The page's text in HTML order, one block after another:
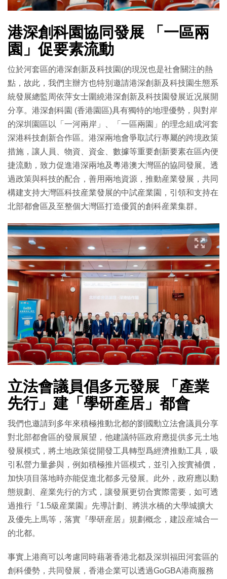
港深創科園協同發展 「一區兩
園」促要素流動
位於河套區的港深創新及科技園(的現況也是社會關注的熱
點，故此，我們主辦方也特別邀請港深創新及科技園生態系
統發展總監周依萍女士圍繞港深創新及科技園發展近况展開
分享。港深創科園 (香港園區)具有獨特的地理優勢，與對岸
的深圳園區以「一河兩岸」、「一區兩園」的理念組成河套
深港科技創新合作區。港深兩地會爭取試行專屬的跨境政策
措施，讓人員、物資、資金、數據等重要創新要素在區內便
捷流動，致力促進港深兩地及粵港澳大灣區的協同發展。透
過政策與科技的配合，善用兩地資源，推動産業發展，共同
構建支持大灣區科技産業發展的中試産業園，引領和支持在
北部都會區及至整個大灣區打造優質的創科産業集群。
立法會議員倡多元發展 「產業
先行」建「學研產居」都會
我們也邀請到多年來積極推動北都的劉國勳立法會議員分享
對北部都會區的發展展望，他建議特區政府應提供多元土地
發展模式，將土地政策從開發工具轉型爲經濟推動工具，吸
引私營力量參與，例如積極推片區模式，並引入按實補價，
加快項目落地時亦能促進北都多元發展。此外，政府應以動
態規劃、産業先行的方式，讓發展更切合實際需要，如可透
過推行『1.5級産業園』先導計劃、將洪水橋的大學城擴大
及優先上馬等，落實『學研産居』規劃概念，建設産城合一
的北都。
事實上港商可以考慮同時藉著香港北都及深圳福田河套區的
創科優勢，共同發展，香港企業可以透過GoGBA港商服務